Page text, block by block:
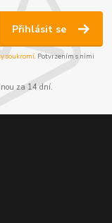
Přihlásit se
soukromí. Potvrzením s nimi
za 14 dní.